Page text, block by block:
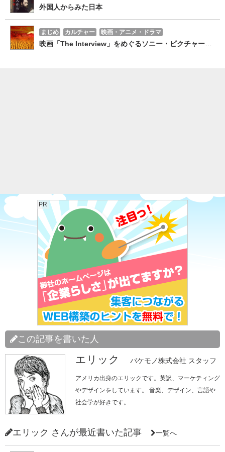
外国人からみた日本
まじめ カルチャー 映画・アニメ・ドラマ
PR
この記事を書いた人
エリック バケモノ株式会社 スタッフ
アメリカ出身のエリックです。英訳、マーケティング
やデザインをしています。 音楽、デザイン、言語や
社会学が好きです。
エリック さんが最近書いた記事 一覧へ